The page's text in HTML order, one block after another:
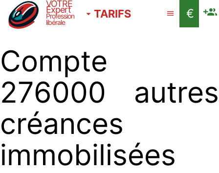
VOTRE
Expert
Profession
libérale
TARIFS €
Compte
276000 autres
créances
immobilisées